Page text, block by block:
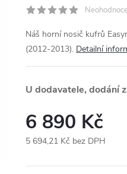
Náš horní nosič kufrů
(2012-2013). Detailní
U dodavatele, dodání
6 890 Kč
5 694,21 Kč bez DPH
cena: